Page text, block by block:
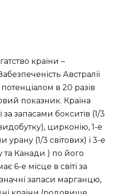
країни –
Австралії
в 20 разів
показник. Країна
за запасами бокситів (1/3
цирконію, 1-е
урану (1/3 світових) і 3-е
та Канади ) по його
6-е місце в світі за
запаси марганцю,